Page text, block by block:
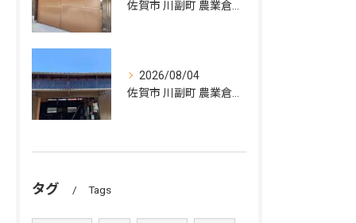
2026/08/04
タグ Tags